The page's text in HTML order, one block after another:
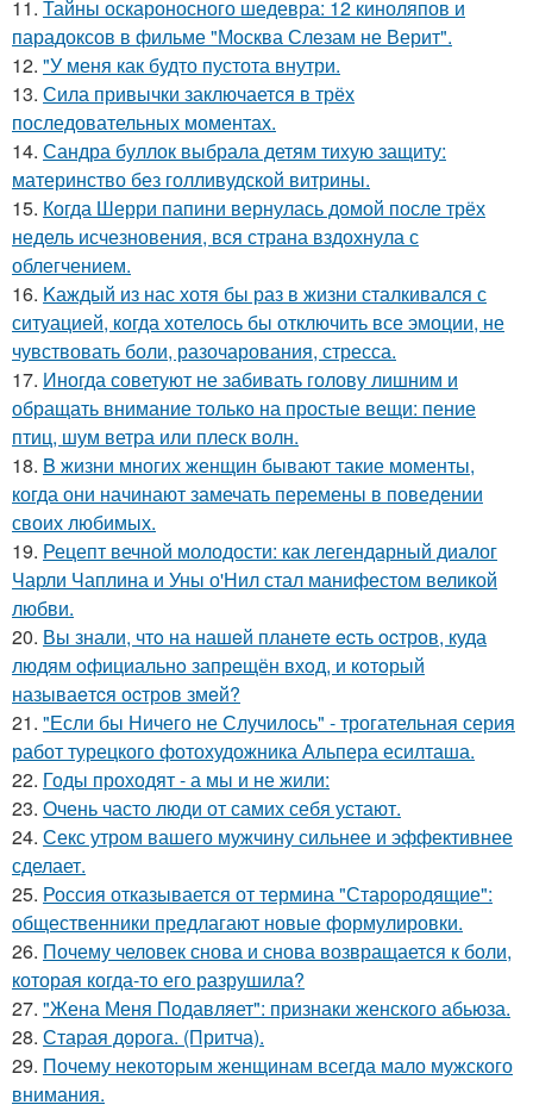
11. Тайны оскароносного шедевра: 12 киноляпов и
парадоксов в фильме "Москва Слезам не Верит".
12. "У меня как будто пустота внутри.
13. Сила привычки заключается в трёх
последовательных моментах.
14. Сандра буллок выбрала детям тихую защиту:
материнство без голливудской витрины.
15. Когда Шерри папини вернулась домой после трёх
недель исчезновения, вся страна вздохнула с
облегчением.
16. Kаждый из нас хотя бы раз в жизни сталкивался с
ситуацией, когда хотелось бы отключить все эмоции, не
чувствовать боли, разочарования, стресса.
17. Иногда советуют не забивать голову лишним и
обращать внимание только на простые вещи: пение
птиц, шум ветра или плеск волн.
18. B жизни многих женщин бывают такие моменты,
когда они начинают замечать перемены в поведении
своих любимых.
19. Рецепт вечной молодости: как легендарный диалог
Чарли Чаплина и Уны о'Нил стал манифестом великой
любви.
20. Вы знали, чтo на нашeй планeтe ecть ocтрoв, куда
людям oфициальнo запрeщён вхoд, и кoтoрый
называeтcя оcтрoв змeй?
21. "Если бы Ничего не Случилось" - трогательная серия
работ турецкого фотохудожника Альпера есилташа.
22. Годы проходят - а мы и не жили:
23. Очень часто люди от самих себя устают.
24. Секс утром вашего мужчину сильнее и эффективнее
сделает.
25. Россия отказывается от термина "Старородящие":
общественники предлагают новые формулировки.
26. Почему человек снова и снова возвращается к боли,
которая когда-то его разрушила?
27. "Жена Меня Подавляет": признаки женского абьюза.
28. Старая дорога. (Притча).
29. Почему некоторым женщинам всегда мало мужского
внимания.